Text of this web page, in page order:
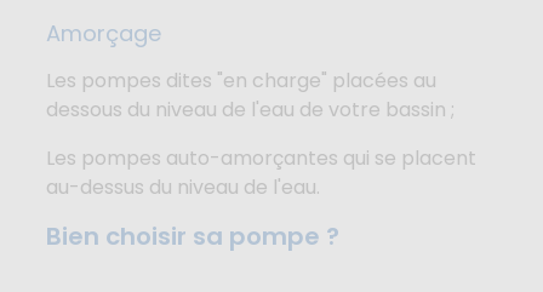
Amorçage
Les pompes dites "en charge" placées au
dessous du niveau de l'eau de votre bassin ;
Les pompes auto-amorçantes qui se placent
au-dessus du niveau de l'eau.
Bien choisir sa pompe ?